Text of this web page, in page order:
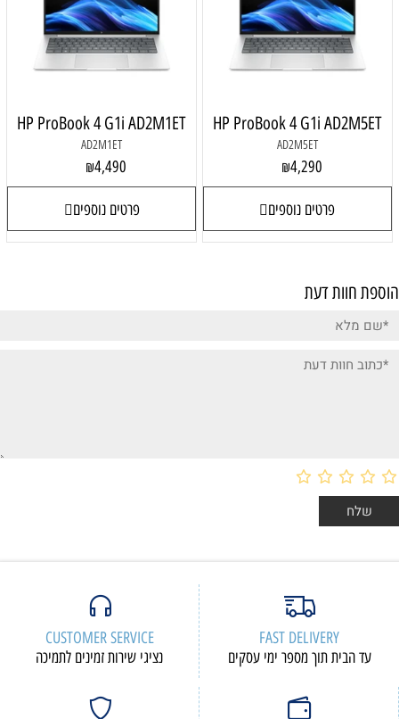
HP ProBook 4 G1i AD2M5ET
AD2M5ET
₪4,290
פרטים נוספים
HP ProBook 4 G1i AD2M1ET
AD2M1ET
₪4,490
פרטים נוספים
הוספת חוות דעת
FAST DELIVERY
עד הבית תוך מספר ימי עסקים
CUSTOMER SERVICE
נציגי שירות זמינים לתמיכה